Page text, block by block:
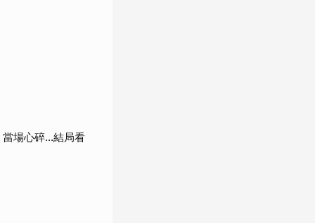
場心碎...結局看